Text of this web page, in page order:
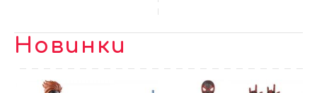
Новинки